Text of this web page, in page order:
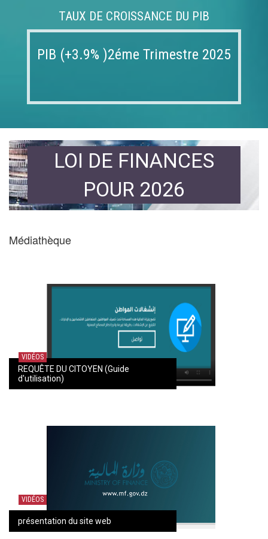
TAUX DE CROISSANCE DU PIB
PIB (+3.9% )2éme Trimestre 2025
LOI DE FINANCES
POUR 2026
Médiathèque
VIDÉOS
REQUÊTE DU CITOYEN (Guide
d'utilisation)
VIDÉOS
présentation du site web